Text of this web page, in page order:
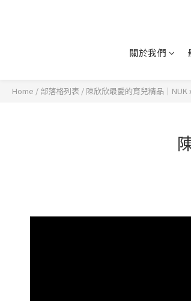
關於我們
Home / 部落格列表 / 陳欣欣最愛的育兒精品｜